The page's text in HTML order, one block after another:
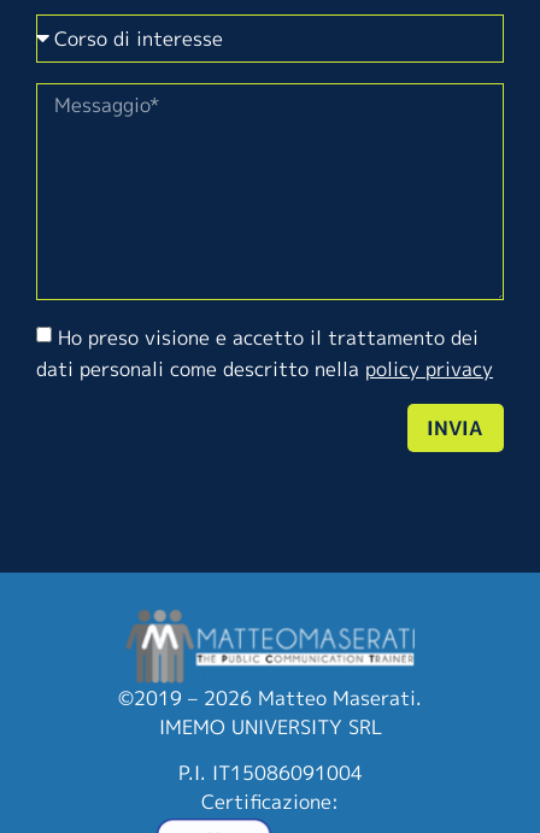
Ho preso visione e accetto il trattamento dei
dati personali come descritto nella policy privacy
INVIA
©2019 – 2026 Matteo Maserati.
IMEMO UNIVERSITY SRL
P.I. IT15086091004
Certificazione: